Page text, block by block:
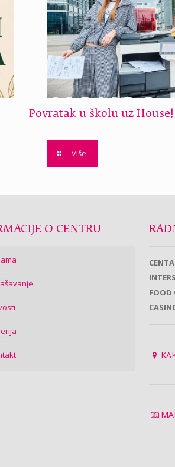
Povratak u školu uz House!
Više
O CENTRU
FOOD